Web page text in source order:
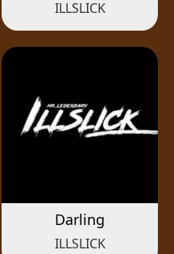
ILLSLICK
Darling
ILLSLICK